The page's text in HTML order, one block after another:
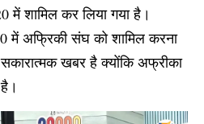
में शामिल कर लिया गया है।
में अफ्रिकी संघ को शामिल करना
खबर है क्योंकि अफ्रीका